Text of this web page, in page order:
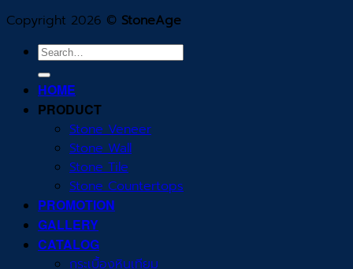
Copyright 2026 © StoneAge
Search
for:
HOME
PRODUCT
Stone Veneer
Stone Wall
Stone Tile
Stone Countertops
PROMOTION
GALLERY
CATALOG
กระเบื้องหินเทียม